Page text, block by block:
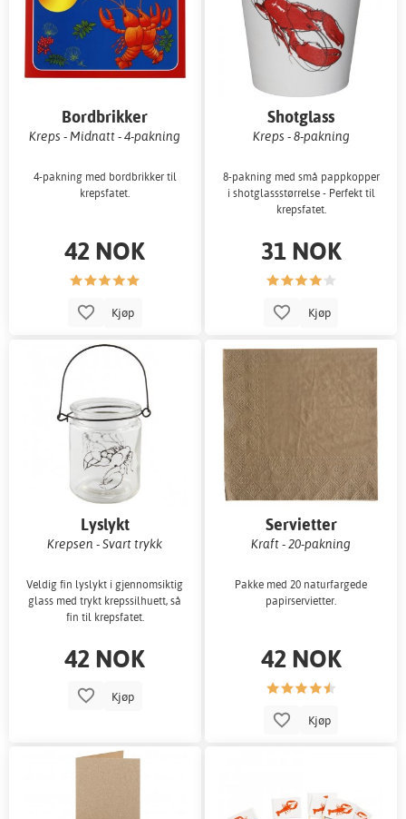
Bordbrikker
Kreps - Midnatt - 4-pakning
4-pakning med bordbrikker til
krepsfatet.
42 NOK
Kjøp
Shotglass
Kreps - 8-pakning
8-pakning med små pappkopper
i shotglassstørrelse - Perfekt til
krepsfatet.
31 NOK
Kjøp
Lyslykt
Krepsen - Svart trykk
Veldig fin lyslykt i gjennomsiktig
glass med trykt krepssilhuett, så
fin til krepsfatet.
42 NOK
Kjøp
Servietter
Kraft - 20-pakning
Pakke med 20 naturfargede
papirservietter.
42 NOK
Kjøp